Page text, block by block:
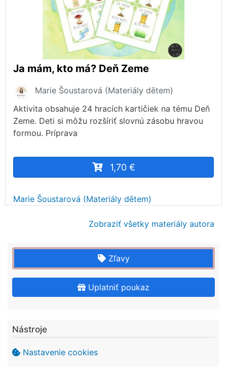
Ja mám, kto má? Deň Zeme
Marie Šoustarová (Materiály dětem)
Aktivita obsahuje 24 hracích kartičiek na tému Deň
Zeme. Deti si môžu rozšíriť slovnú zásobu hravou
formou. Príprava
1,70 €
Marie Šoustarová (Materiály dětem)
Zobraziť všetky materiály autora
Zľavy
Uplatniť poukaz
Nástroje
Nastavenie cookies